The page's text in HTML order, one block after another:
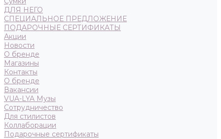
ДЛЯ НЕГО
СПЕЦИАЛЬНОЕ ПРЕДЛОЖЕНИЕ
ПОДАРОЧНЫЕ СЕРТИФИКАТЫ
Акции
Новости
О бренде
Магазины
Контакты
О бренде
Вакансии
VUA-LYA Музы
Сотрудничество
Для стилистов
Коллаборации
Подарочные сертификаты